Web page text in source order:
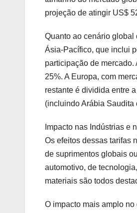
projeção de atingir US$
Quanto ao cenário global
Ásia-Pacífico, que inclui
participação de
25%. A Europa, com
restante é dividida entre
(incluindo Arábia Saudita
Impacto nas Indústrias e
Os efeitos dessas tarifas
de suprimentos globais
automotivo, de
materiais são todos
O impacto mais amplo